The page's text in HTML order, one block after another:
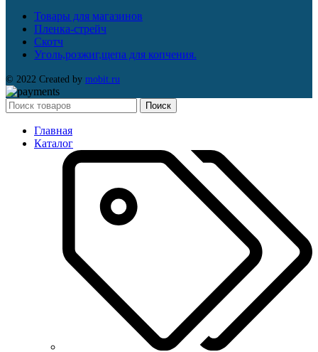
Товары для магазинов
Пленка-стрейч
Скотч
Уголь,розжиг,щепа для копчения.
© 2022 Created by mobit.ru
Поиск
Главная
Каталог